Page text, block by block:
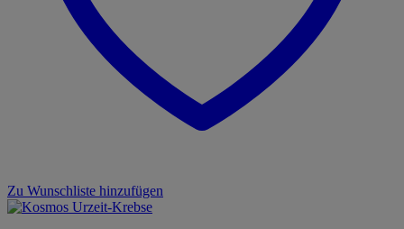
Zu Wunschliste hinzufügen